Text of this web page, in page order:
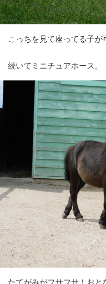
こっちを見て座ってる子が
続いてミニチュアホース。